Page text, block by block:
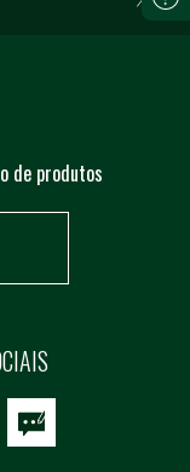
de produtos